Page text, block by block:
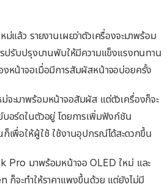
ม่แล้ว รายงานเผยว่าตัวเครื่องจะมาพร้อม
รปรับปรุงบานพับให้มีความแข็งแรงทนทาน
งหน้าจอเมื่อมีการสัมผัสหน้าจอบ่อยครั้ง
ะมาพร้อมหน้าจอสัมผัส แต่ตัวเครื่องก็จะ
อร์ดในตัวอยู่ โดยการเพิ่มฟังก์ชัน
เพื่อให้ผู้ใช้ ใช้งานอุปกรณ์ได้สะดวกขึ้น
Pro มาพร้อมหน้าจอ OLED ใหม่ และ
ก็จะทำให้ราคาแพงขึ้นด้วย แต่ยังไม่มี